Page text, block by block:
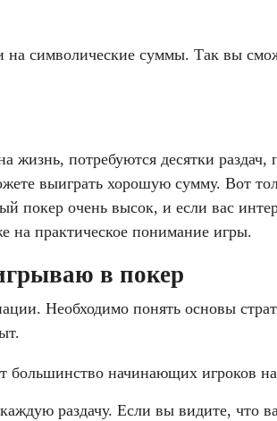
символические суммы. Так вы
жизнь, потребуются десятки
выиграть хорошую сумму. Вот
очень высок, и если вас
на практическое понимание игры.
в покер
Необходимо понять основы
начинающих игроков на
каждую раздачу. Если вы видите, что